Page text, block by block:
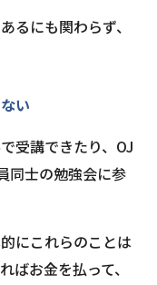
るにも関わらず、
い
受講できたり、OJ
同士の勉強会に参
にこれらのことは
ばお金を払って、